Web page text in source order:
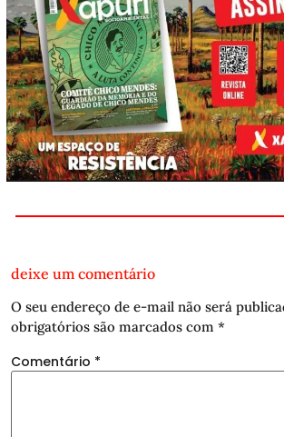
deixe um comentário
O seu endereço de e-mail não será
obrigatórios são marcados com *
Comentário *